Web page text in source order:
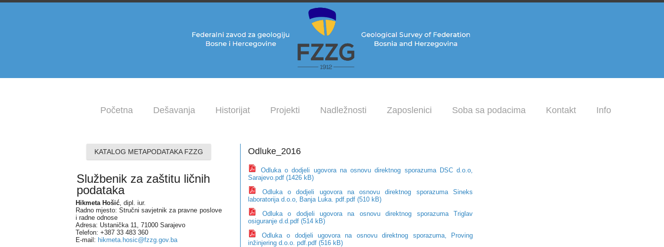
Početna Dešavanja Historijat Projekti Nadležnosti Zaposlenici Soba sa podacima Kontakt Info
Odluke_2016
Odluka o dodjeli ugovora na osnovu direktnog sporazuma DSC d.o.o,
Sarajevo.pdf (1426 kB)
Odluka o dodjeli ugovora na osnovu direktnog sporazuma Sineks
laboratorija d.o.o, Banja Luka. pdf.pdf (510 kB)
Odluka o dodjeli ugovora na osnovu direktnog sporazuma Triglav
osiguranje d.d.pdf (514 kB)
Odluka o dodjeli ugovora na osnovu direktnog sporazuma, Proving
inžinjering d.o.o. pdf.pdf (516 kB)
KATALOG METAPODATAKA FZZG
Službenik za zaštitu ličnih
podataka
Hikmeta Hošić, dipl. iur.
Radno mjesto: Stručni savjetnik za pravne poslove
i radne odnose
Adresa: Ustanička 11, 71000 Sarajevo
Telefon: +387 33 483 360
E-mail: hikmeta.hosic@fzzg.gov.ba